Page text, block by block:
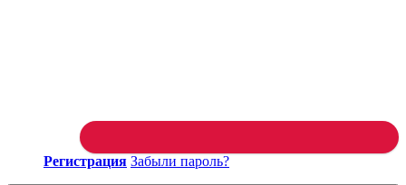
Регистрация Забыли пароль?